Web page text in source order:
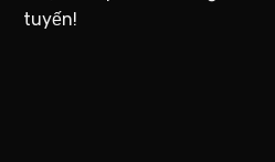
tuyến!